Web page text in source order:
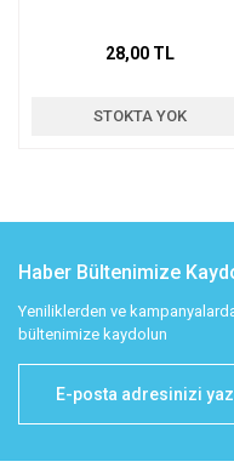
28,00 TL
STOKTA YOK
Haber Bültenimize
Yeniliklerden ve
bültenimize kaydolun